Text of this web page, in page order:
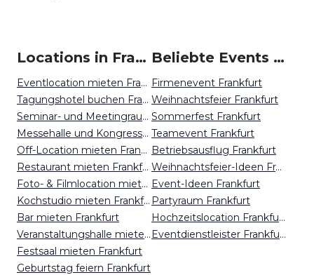
Locations in Frankfurt mieten
Eventlocation mieten Frankfurt
Tagungshotel buchen Frankfurt
Seminar- und Meetingraum mieten Frankfurt
Messehalle und Kongresszentrum mieten Frankfurt
Off-Location mieten Frankfurt
Restaurant mieten Frankfurt
Foto- & Filmlocation mieten Frankfurt
Kochstudio mieten Frankfurt
Bar mieten Frankfurt
Veranstaltungshalle mieten Frankfurt
Festsaal mieten Frankfurt
Geburtstag feiern Frankfurt
Beliebte Events in Frankfurt
Firmenevent Frankfurt
Weihnachtsfeier Frankfurt
Sommerfest Frankfurt
Teamevent Frankfurt
Betriebsausflug Frankfurt
Weihnachtsfeier-Ideen Frankfurt
Event-Ideen Frankfurt
Partyraum Frankfurt
Hochzeitslocation Frankfurt
Eventdienstleister Frankfurt